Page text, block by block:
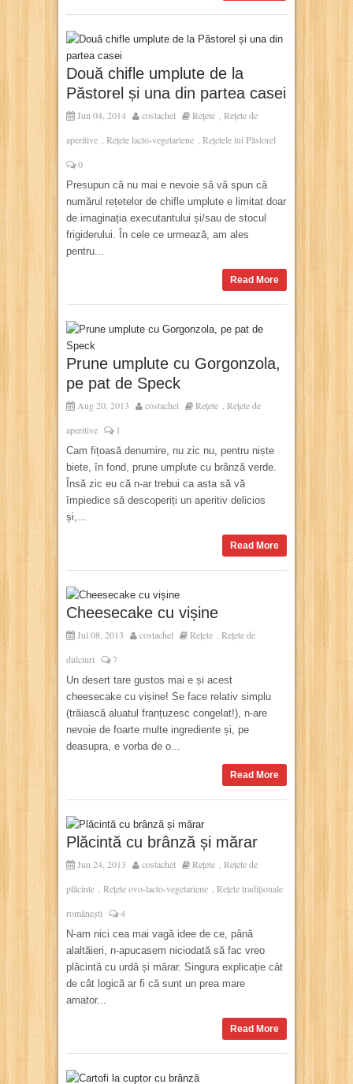
Două chifle umplute de la
Păstorel și una din partea casei
Jun 04, 2014 costachel Rețete
Rețete de
aperitive
Rețete lacto-vegetariene
Rețetele lui Păstorel
0
Presupun că nu mai e nevoie să vă spun că
numărul rețetelor de chifle umplute e limitat doar
de imaginația executantului și/sau de stocul
frigiderului. În cele ce urmează, am ales
pentru...
Read More
Prune umplute cu Gorgonzola,
pe pat de Speck
Aug 20, 2013 costachel Rețete
Rețete de
aperitive
1
Cam fițoasă denumire, nu zic nu, pentru niște
biete, în fond, prune umplute cu brânză verde.
Însă zic eu că n-ar trebui ca asta să vă
împiedice să descoperiți un aperitiv delicios
și,...
Read More
Cheesecake cu vișine
Jul 08, 2013 costachel Rețete
Rețete de
dulciuri
7
Un desert tare gustos mai e și acest
cheesecake cu vișine! Se face relativ simplu
(trăiască aluatul franțuzesc congelat!), n-are
nevoie de foarte multe ingrediente și, pe
deasupra, e vorba de o...
Read More
Plăcintă cu brânză și mărar
Jun 24, 2013 costachel Rețete
Rețete de
plăcinte
Rețete ovo-lacto-vegetariene
Rețete tradiționale
românești
4
N-am nici cea mai vagă idee de ce, până
alaltăieri, n-apucasem niciodată să fac vreo
plăcintă cu urdă și mărar. Singura explicație cât
de cât logică ar fi că sunt un prea mare
amator...
Read More